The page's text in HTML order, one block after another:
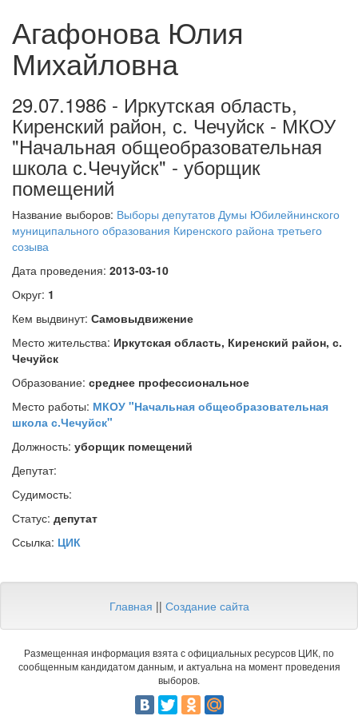
Агафонова Юлия
Михайловна
29.07.1986 - Иркутская область,
Киренский район, с. Чечуйск - МКОУ
"Начальная общеобразовательная
школа с.Чечуйск" - уборщик
помещений
Название выборов: Выборы депутатов Думы Юбилейнинского
муниципального образования Киренского района третьего
созыва
Дата проведения: 2013-03-10
Округ: 1
Кем выдвинут: Самовыдвижение
Место жительства: Иркутская область, Киренский район, с.
Чечуйск
Образование: среднее профессиональное
Место работы: МКОУ "Начальная общеобразовательная
школа с.Чечуйск"
Должность: уборщик помещений
Депутат:
Судимость:
Статус: депутат
Ссылка: ЦИК
Главная || Создание сайта
Размещенная информация взята с официальных ресурсов ЦИК, по
сообщенным кандидатом данным, и актуальна на момент проведения
выборов.